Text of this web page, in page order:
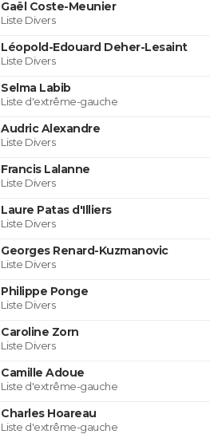
Gaël Coste-Meunier
Liste Divers
Léopold-Edouard Deher-Lesaint
Liste Divers
Selma Labib
Liste d'extrême-gauche
Audric Alexandre
Liste Divers
Francis Lalanne
Liste Divers
Laure Patas d'Illiers
Liste Divers
Georges Renard-Kuzmanovic
Liste Divers
Philippe Ponge
Liste Divers
Caroline Zorn
Liste Divers
Camille Adoue
Liste d'extrême-gauche
Charles Hoareau
Liste d'extrême-gauche